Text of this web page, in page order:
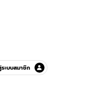
ระบบสมาชิก